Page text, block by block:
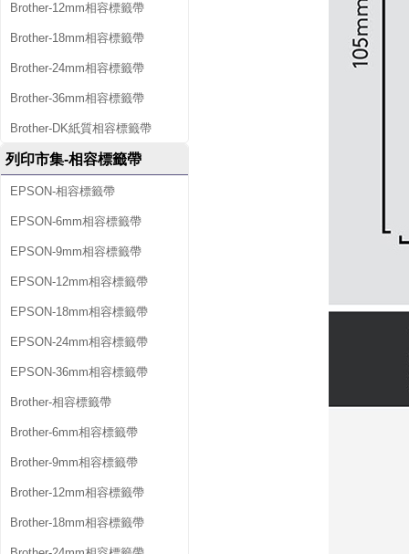
Brother-12mm相容標籤帶
Brother-18mm相容標籤帶
Brother-24mm相容標籤帶
Brother-36mm相容標籤帶
Brother-DK紙質相容標籤帶
列印市集-相容標籤帶
EPSON-相容標籤帶
EPSON-6mm相容標籤帶
EPSON-9mm相容標籤帶
EPSON-12mm相容標籤帶
EPSON-18mm相容標籤帶
EPSON-24mm相容標籤帶
EPSON-36mm相容標籤帶
Brother-相容標籤帶
Brother-6mm相容標籤帶
Brother-9mm相容標籤帶
Brother-12mm相容標籤帶
Brother-18mm相容標籤帶